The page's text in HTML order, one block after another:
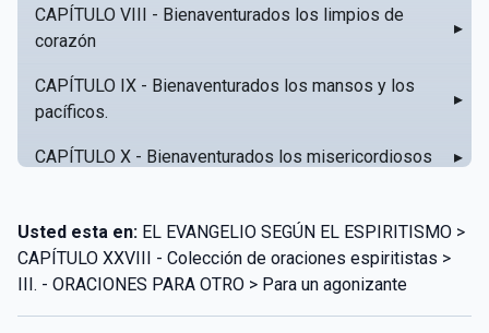
CAPÍTULO VIII - Bienaventurados los limpios de
corazón
▸
CAPÍTULO IX - Bienaventurados los mansos y los
pacíficos.
▸
CAPÍTULO X - Bienaventurados los misericordiosos ▸
CAPÍTULO XII - Amad a vuestros enemigos
CAPÍTULO XIII - No sepa tu izquierda lo que hace tu
derecha
Usted esta en: EL EVANGELIO SEGÚN EL ESPIRITISMO >
CAPÍTULO XXVIII - Colección de oraciones espiritistas >
III. - ORACIONES PARA OTRO > Para un agonizante